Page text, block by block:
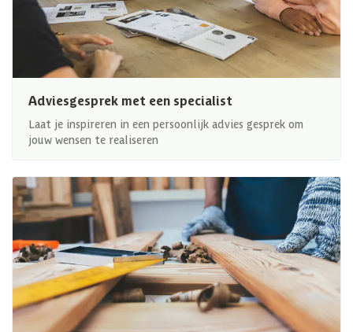
Adviesgesprek met een specialist
Laat je inspireren in een persoonlijk advies gesprek om
jouw wensen te realiseren